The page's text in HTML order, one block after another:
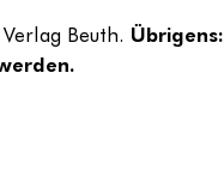
Beuth. Übrigens: